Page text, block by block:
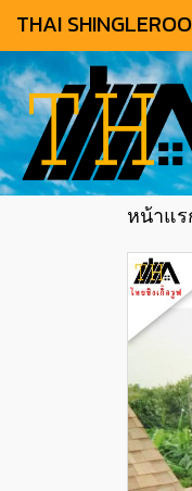
THAI
หน้าแร